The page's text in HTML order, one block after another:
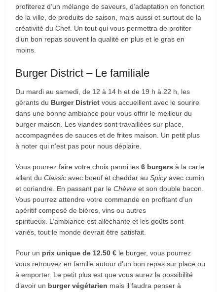
profiterez d’un mélange de saveurs, d’adaptation en fonction
de la ville, de produits de saison, mais aussi et surtout de la
créativité du Chef. Un tout qui vous permettra de profiter
d’un bon repas souvent la qualité en plus et le gras en
moins.
Burger District – Le familiale
Du mardi au samedi, de 12 à 14 h et de 19 h à 22 h, les
gérants du Burger District vous accueillent avec le sourire
dans une bonne ambiance pour vous offrir le meilleur du
burger maison. Les viandes sont travaillées sur place,
accompagnées de sauces et de frites maison. Un petit plus
à noter qui n’est pas pour nous déplaire.
Vous pourrez faire votre choix parmi les6 burgers à la carte
allant duClassic avec boeuf et cheddar auSpicyavec cumin
et coriandre. En passant par leChèvre et son double bacon.
Vous pourrez attendre votre commande en profitant d’un
apéritif composé de bières, vins ou autres
spiritueux. L’ambiance est alléchante et les goûts sont
variés, tout le monde devrait être satisfait.
Pour un prix unique de 12.50 € le burger, vous pourrez
vous retrouvez en famille autour d’un bon repas sur place ou
à emporter. Le petit plus est que vous aurez la possibilité
d’avoir un burger végétarien mais il faudra penser à